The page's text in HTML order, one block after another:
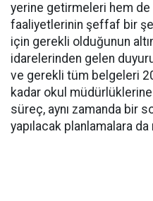
yerine getirmeleri hem
faaliyetlerinin şeffaf bir
için gerekli olduğunun
idarelerinden gelen
ve gerekli tüm belgeleri
kadar okul müdürlüklerine
süreç, aynı zamanda bir
yapılacak planlamalara da